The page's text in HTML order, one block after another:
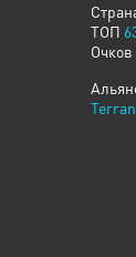
ТОП
Очков
Terran